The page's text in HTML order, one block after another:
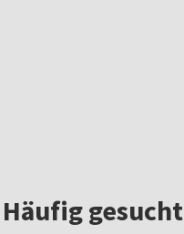
Häufig gesucht